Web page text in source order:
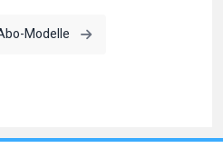
Modelle